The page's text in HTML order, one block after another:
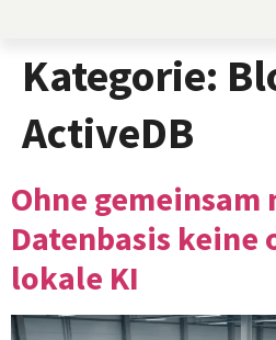
Kategorie:
ActiveDB
Ohne gemeinsam
Datenbasis
lokale KI